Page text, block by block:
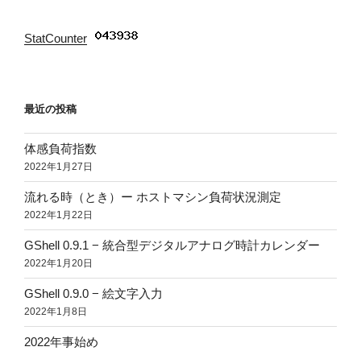
StatCounter
最近の投稿
体感負荷指数
2022年1月27日
流れる時（とき）ー ホストマシン負荷状況測定
2022年1月22日
GShell 0.9.1 − 統合型デジタルアナログ時計カレンダー
2022年1月20日
GShell 0.9.0 − 絵文字入力
2022年1月8日
2022年事始め